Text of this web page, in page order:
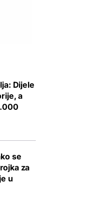
Dijele
a
se
za
u